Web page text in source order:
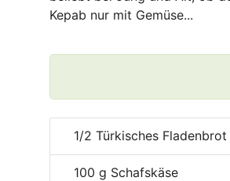
Kepab nur mit Gemüse...
1/2 Türkisches Fladenbrot
100 g Schafskäse